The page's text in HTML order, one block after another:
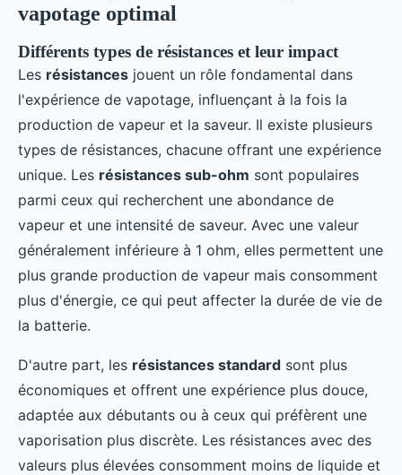
vapotage optimal
Différents types de résistances et leur impact
Les résistances jouent un rôle fondamental dans
l'expérience de vapotage, influençant à la fois la
production de vapeur et la saveur. Il existe plusieurs
types de résistances, chacune offrant une expérience
unique. Les résistances sub-ohm sont populaires
parmi ceux qui recherchent une abondance de
vapeur et une intensité de saveur. Avec une valeur
généralement inférieure à 1 ohm, elles permettent une
plus grande production de vapeur mais consomment
plus d'énergie, ce qui peut affecter la durée de vie de
la batterie.
D'autre part, les résistances standard sont plus
économiques et offrent une expérience plus douce,
adaptée aux débutants ou à ceux qui préfèrent une
vaporisation plus discrète. Les résistances avec des
valeurs plus élevées consomment moins de liquide et